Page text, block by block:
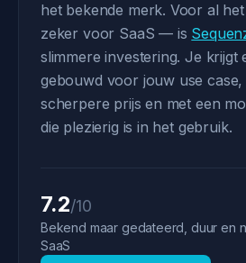
het bekende merk. Voor al
zeker voor SaaS — is
slimmere investering. Je krijgt
gebouwd voor jouw use case,
scherpere prijs en met een
die plezierig is in het gebruik.
7.2/10
Bekend maar gedateerd, duur en
SaaS